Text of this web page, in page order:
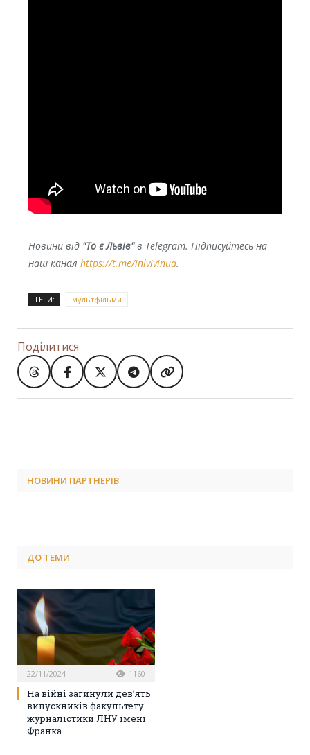
Новини від "То є Львів"в Telegram. Підписуйтесь на
наш канал https://t.me/inlvivinua.
ТЕГИ: мультфільми
Поділитися
НОВИНИ ПАРТНЕРІВ
ДО ТЕМИ
22/11/2024 1160
На війні загинули дев’ять
випускників факультету
журналістики ЛНУ імені
Франка